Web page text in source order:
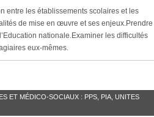
entre les établissements scolaires et les
de mise en œuvre et ses enjeux.Prendre
nationale.Examiner les difficultés
eux-mêmes.
ET MÉDICO-SOCIAUX : PPS, PIA, UNITES